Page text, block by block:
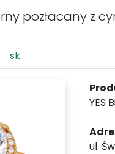
pozłacany z
sk
YES
ul.